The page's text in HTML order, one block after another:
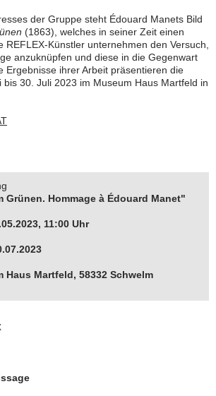
der Gruppe steht Édouard Manets Bild
(1863), welches in seiner Zeit einen
REFLEX-Künstler unternehmen den Versuch,
anzuknüpfen und diese in die Gegenwart
Ergebnisse ihrer Arbeit präsentieren die
bis 30. Juli 2023 im Museum Haus Martfeld in
Grünen. Hommage à Édouard Manet"
11:00 Uhr
Haus Martfeld, 58332 Schwelm